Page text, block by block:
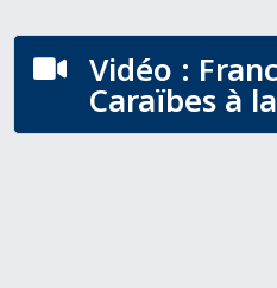
 Vidéo :
Caraïbes à